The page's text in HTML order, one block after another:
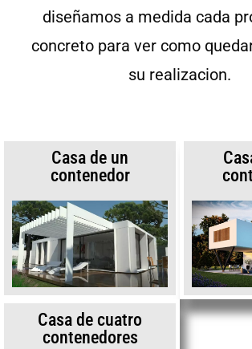
diseñamos a medida cada
concreto para ver como
su realizacion.
Casa de un
contenedor
Casa de cuatro
contenedores